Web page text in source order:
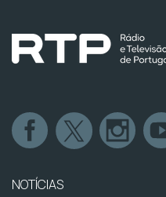
NOTÍCIAS